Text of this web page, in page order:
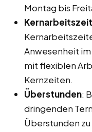
Montag bis
Anwesenheit
mit flexiblen
Kernzeiten.
Überstunden:
dringenden
Überstunden